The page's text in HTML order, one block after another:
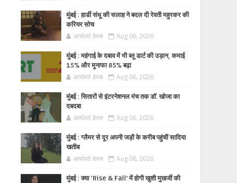
मुंबई : हार्डी संधू की सलाह ने बदल दी रेवती महुरकर की
करियर सोच
आर्यावर्त डेस्क Aug 06, 2026
मुंबई : महंगाई के दबाव में भी ब्लू डार्ट की उड़ान, कमाई
15% और मुनाफा 85% बढ़ा
आर्यावर्त डेस्क Aug 06, 2026
मुंबई : सितारों से इंटरनेशनल मंच तक डॉ. खोजा का
दबदबा
आर्यावर्त डेस्क Aug 06, 2026
मुंबई : ग्लैमर से दूर अपनी जड़ों के करीब पहुंचीं सादिया
खतीब
आर्यावर्त डेस्क Aug 06, 2026
मुंबई : क्या ‘Rise & Fall’ में होगी खुशी मुखर्जी की